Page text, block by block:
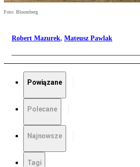
Foto: Bloomberg
Robert Mazurek, Mateusz Pawlak
Powiązane
Polecane
Najnowsze
Tagi